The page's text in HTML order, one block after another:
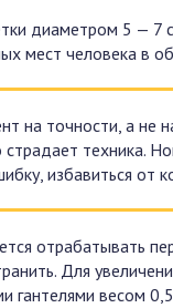
диаметром 5 — 7
мест человека в
на точности, а не
техника.
избавиться от
отрабатывать
Для
гантелями весом 0,5